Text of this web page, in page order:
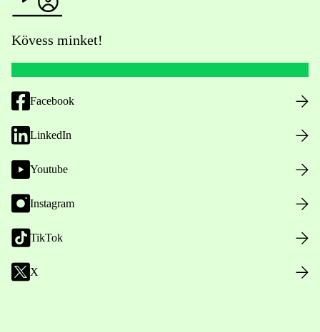
Kövess minket!
Facebook
LinkedIn
Youtube
Instagram
TikTok
X